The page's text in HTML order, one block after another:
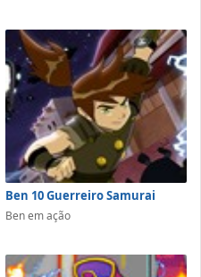
Ben 10 Guerreiro Samurai
Ben em ação